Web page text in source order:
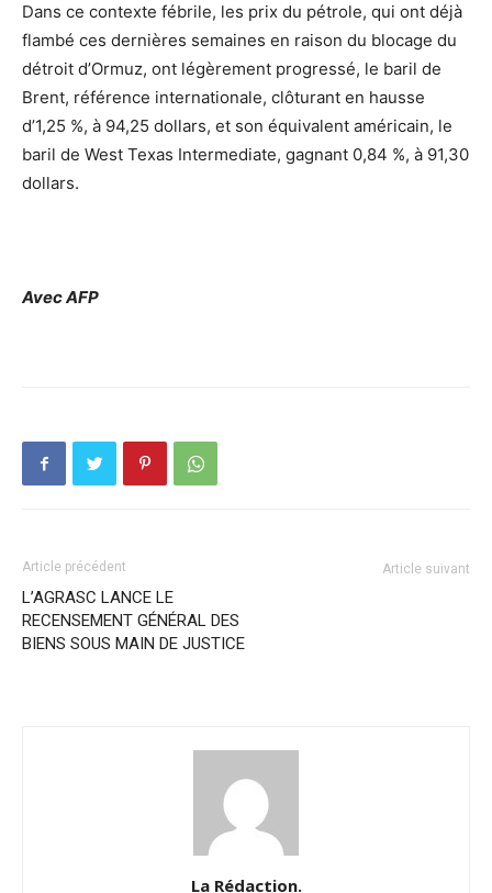
Dans ce contexte fébrile, les prix du pétrole, qui ont déjà
flambé ces dernières semaines en raison du blocage du
détroit d’Ormuz, ont légèrement progressé, le baril de
Brent, référence internationale, clôturant en hausse
d’1,25 %, à 94,25 dollars, et son équivalent américain, le
baril de West Texas Intermediate, gagnant 0,84 %, à 91,30
dollars.
Avec AFP
Article précédent
L’AGRASC LANCE LE
RECENSEMENT GÉNÉRAL DES
BIENS SOUS MAIN DE JUSTICE
Article suivant
La Rédaction.